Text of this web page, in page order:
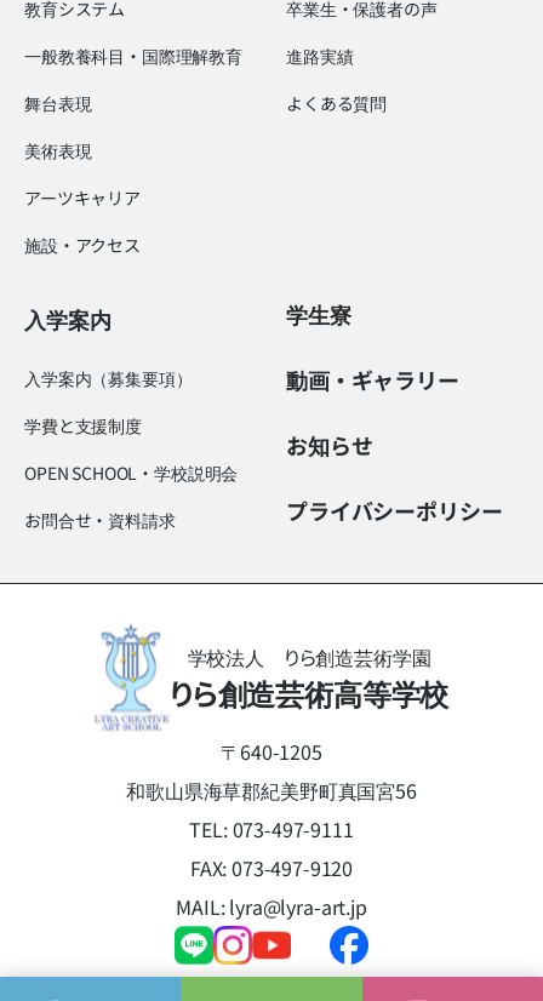
教育システム
一般教養科目・国際理解教育
舞台表現
美術表現
アーツキャリア
施設・アクセス
卒業生・保護者の声
進路実績
よくある質問
入学案内
入学案内（募集要項）
学費と支援制度
OPEN SCHOOL・学校説明会
お問合せ・資料請求
学生寮
動画・ギャラリー
お知らせ
プライバシーポリシー
学校法人 りら創造芸術学園
りら創造芸術高等学校
〒640-1205
和歌山県海草郡紀美野町真国宮56
TEL:073-497-9111
FAX: 073-497-9120
MAIL:lyra@lyra-art.jp